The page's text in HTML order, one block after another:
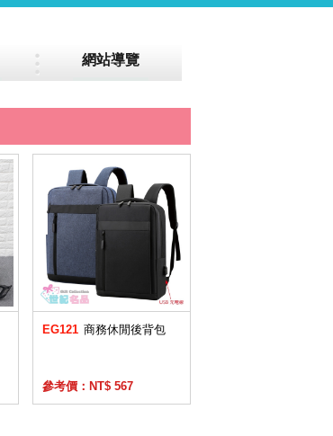
網站導覽
EG121 商務休閒後背包
參考價：NT$ 567